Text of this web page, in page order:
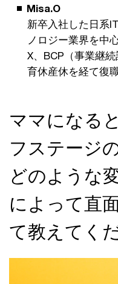
Misa.O
新卒入社した日系
ノロジー業界を中
X、BCP（事業継続
育休産休を経て復
ママになる
フステージ
どのような
によって直
て教えてく